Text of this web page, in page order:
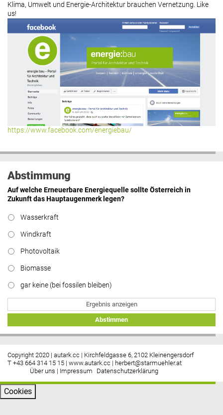
Klima, Umwelt und Energie-Architektur brauchen Vernetzung. Like
us!
https://www.facebook.com/energiebau/
Abstimmung
Auf welche Erneuerbare Energiequelle sollte Österreich in
Zukunft das Hauptaugenmerk legen?
Wasserkraft
Windkraft
Photovoltaik
Biomasse
gar keine (bei fossilen bleiben)
Ergebnis anzeigen
Abstimmen
Copyright 2020 | autark.cc | Kirchfeldgasse 6, 2102 Kleinengersdorf
T +43 664 314 15 15 | www.autark.cc | herbert@starmuehler.at
Über uns | Impressum Datenschutzerklärung
Cookies